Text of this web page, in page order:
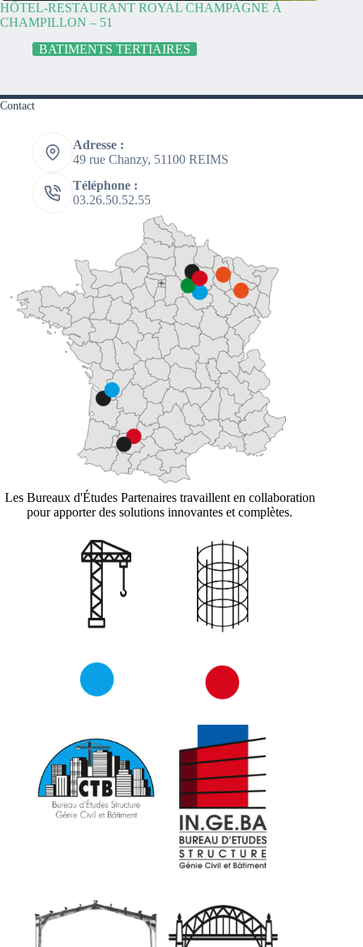
HÔTEL-RESTAURANT ROYAL CHAMPAGNE À
CHAMPILLON – 51
BATIMENTS TERTIAIRES
Contact
Adresse :
49 rue Chanzy, 51100 REIMS
Téléphone :
03.26.50.52.55
Les Bureaux d'Études Partenaires travaillent en collaboration
pour apporter des solutions innovantes et complètes.